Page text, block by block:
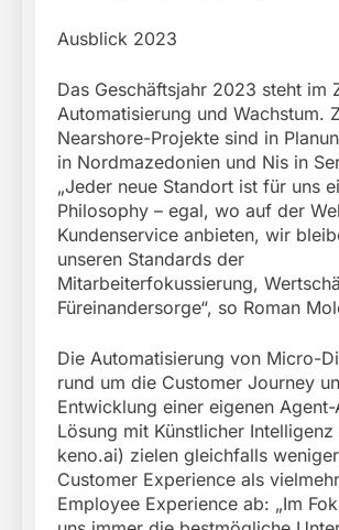
Ausblick 2023
Das Geschäftsjahr 2023 steht im
Automatisierung und Wachstum.
Nearshore-Projekte sind in
in Nordmazedonien und Nis in
„Jeder neue Standort ist für uns
Philosophy – egal, wo auf der
Kundenservice anbieten, wir
unseren Standards der
Mitarbeiterfokussierung,
Füreinandersorge“, so Roman
Die Automatisierung von Micro-
rund um die Customer Journey
Entwicklung einer eigenen
Lösung mit Künstlicher Intelligenz
keno.ai) zielen gleichfalls
Customer Experience als
Employee Experience ab: „Im